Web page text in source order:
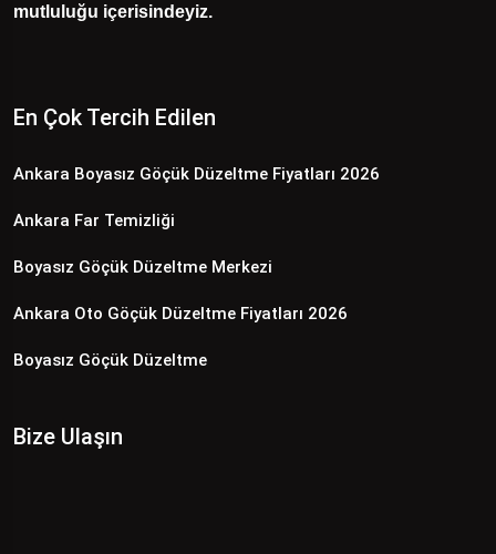
mutluluğu içerisindeyiz.
En Çok Tercih Edilen
Ankara Boyasız Göçük Düzeltme Fiyatları 2026
Ankara Far Temizliği
Boyasız Göçük Düzeltme Merkezi
Ankara Oto Göçük Düzeltme Fiyatları 2026
Boyasız Göçük Düzeltme
Bize Ulaşın